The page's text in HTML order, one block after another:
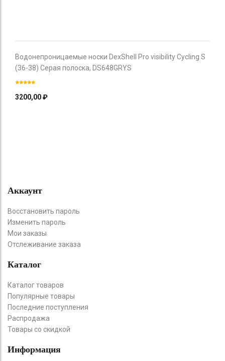
Водонепроницаемые носки DexShell Pro visibility Cycling S
(36-38) Серая полоска, DS648GRYS
3200,00₽
Аккаунт
Восстановить пароль
Изменить пароль
Мои заказы
Отслеживание заказа
Каталог
Каталог товаров
Популярные товары
Последние поступления
Распродажа
Товары со скидкой
Информация